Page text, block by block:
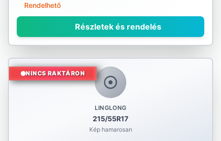
Rendelhető
Részletek és rendelés
LINGLONG
215/55R17
Kép hamarosan
NINCS RAKTÁRON